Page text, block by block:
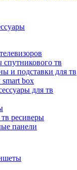
Рации
Консоли для мини-атс
Системные телефоны
Телефоны
Телефоны dect
оборудование
Детектор валют
Счетчики банкнот
тв
и подставки для тв
box
для тв
ресиверы
панели